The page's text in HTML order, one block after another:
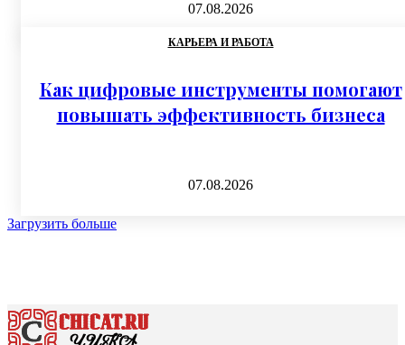
07.08.2026
КАРЬЕРА И РАБОТА
Как цифровые инструменты помогают
повышать эффективность бизнеса
07.08.2026
Загрузить больше